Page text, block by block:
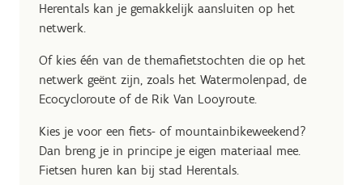
Herentals kan je gemakkelijk aansluiten op het
netwerk.
Of kies één van de themafietstochten die op het
netwerk geënt zijn, zoals het Watermolenpad, de
Ecocycloroute of de Rik Van Looyroute.
Kies je voor een fiets- of mountainbikeweekend?
Dan breng je in principe je eigen materiaal mee.
Fietsen huren kan bij stad Herentals.